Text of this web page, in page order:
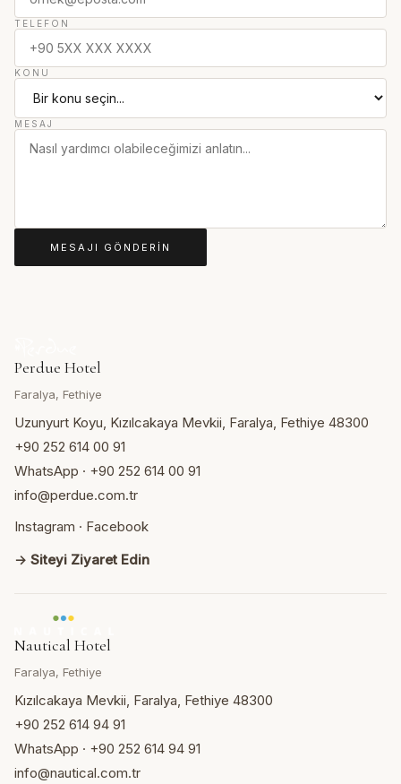
TELEFON
KONU
MESAJ
MESAJI GÖNDERIN
Perdue Hotel
Faralya, Fethiye
Uzunyurt Koyu, Kızılcakaya Mevkii, Faralya, Fethiye 48300
+90 252 614 00 91
WhatsApp · +90 252 614 00 91
info@perdue.com.tr
Instagram · Facebook
→ Siteyi Ziyaret Edin
Nautical Hotel
Faralya, Fethiye
Kızılcakaya Mevkii, Faralya, Fethiye 48300
+90 252 614 94 91
WhatsApp · +90 252 614 94 91
info@nautical.com.tr